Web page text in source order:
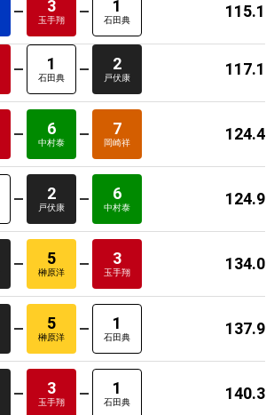
3
玉手翔
1
石田典 115.1
1
石田典
2
戸伏康 117.1
6
中村泰
7
岡崎祥 124.4
2
戸伏康
6
中村泰 124.9
5
榊原洋
3
玉手翔 134.0
5
榊原洋
1
石田典 137.9
3
玉手翔
1
石田典 140.3